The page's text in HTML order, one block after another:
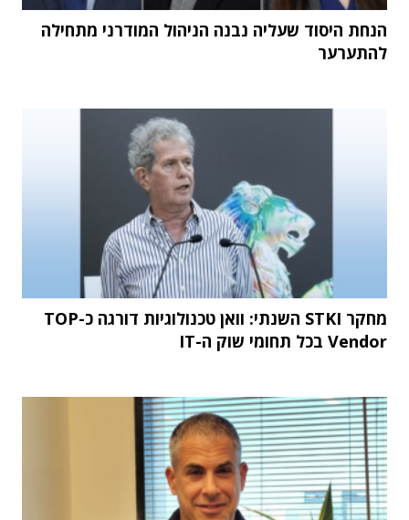
הנחת היסוד שעליה נבנה הניהול המודרני מתחילה
להתערער
מחקר STKI השנתי: וואן טכנולוגיות דורגה כ-TOP
Vendor בכל תחומי שוק ה-IT